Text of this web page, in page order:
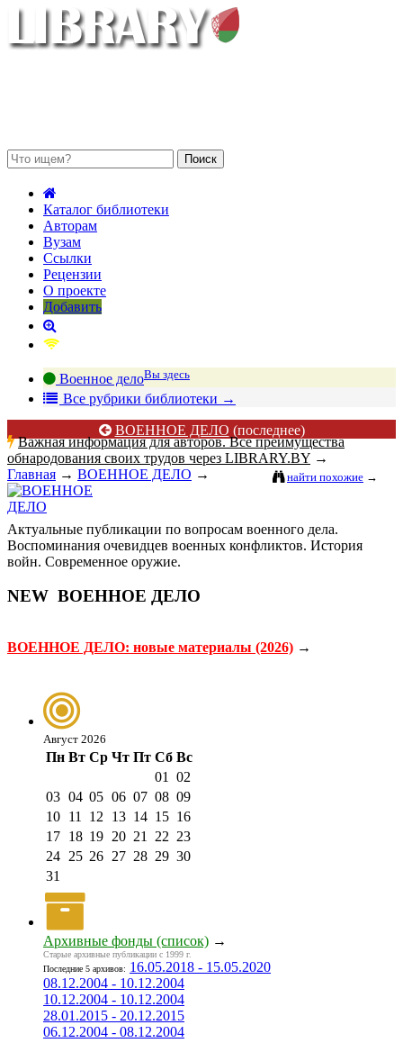
Каталог библиотеки
Авторам
Вузам
Ссылки
Рецензии
О проекте
Добавить
Военное делоВы здесь
Все рубрики библиотеки →
ВОЕННОЕ ДЕЛО (последнее)
Важная информация для авторов. Все преимущества
обнародования своих трудов через LIBRARY.BY →
найти похожие →
Главная → ВОЕННОЕ ДЕЛО →
Актуальные публикации по вопросам военного дела.
Воспоминания очевидцев военных конфликтов. История
войн. Современное оружие.
NEW ВОЕННОЕ ДЕЛО
ВОЕННОЕ ДЕЛО: новые материалы (2026) →
Август 2026
Пн Вт Ср Чт Пт Сб Вс
01
02
03 04 05 06 07 08 09
10 11 12 13 14 15 16
17 18 19 20 21 22 23
24 25 26 27 28 29 30
31
Архивные фонды (список) →
Старые архивные публикации с 1999 г.
Последние 5 архивов: 16.05.2018 - 15.05.2020
08.12.2004 - 10.12.2004
10.12.2004 - 10.12.2004
28.01.2015 - 20.12.2015
06.12.2004 - 08.12.2004